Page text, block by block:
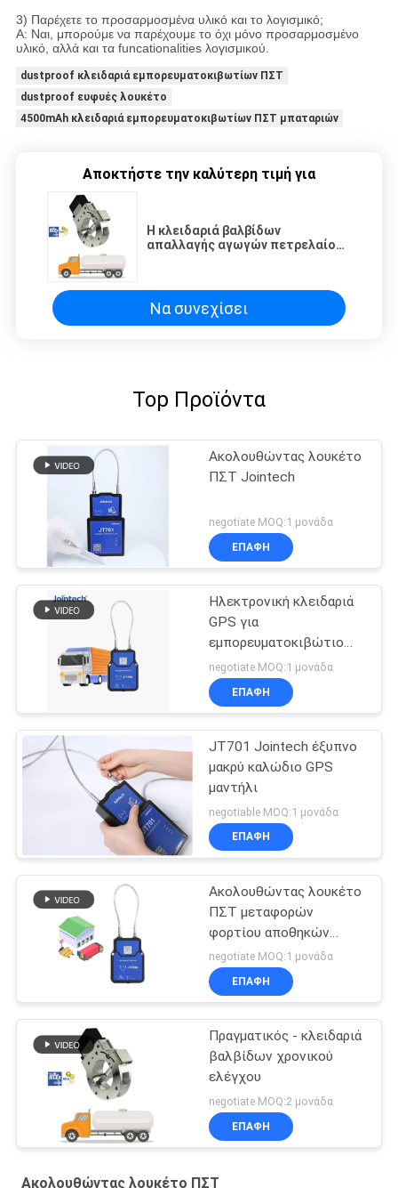
3) Παρέχετε το προσαρμοσμένα υλικό και το λογισμικό;
Α: Ναι, μπορούμε να παρέχουμε το όχι μόνο προσαρμοσμένο
υλικό, αλλά και τα funcationalities λογισμικού.
dustproof κλειδαριά εμπορευματοκιβωτίων ΠΣΤ
dustproof ευφυές λουκέτο
4500mAh κλειδαριά εμπορευματοκιβωτίων ΠΣΤ μπαταριών
Αποκτήστε την καλύτερη τιμή για
Η κλειδαριά βαλβίδων
απαλλαγής αγωγών πετρελαίου
πλαστογράφηση αποτρέπει
ATEX
Να συνεχίσει
Top Προϊόντα
Ακολουθώντας λουκέτο
ΠΣΤ Jointech
negotiate MOQ:1 μονάδα
ΕΠΑΦΉ
Ηλεκτρονική κλειδαριά
GPS για
εμπορευματοκιβώτιο
φορτηγών
negotiate MOQ:1 μονάδα
ΕΠΑΦΉ
JT701 Jointech έξυπνο
μακρύ καλώδιο GPS
μαντήλι
negotiable MOQ:1 μονάδα
ΕΠΑΦΉ
Ακολουθώντας λουκέτο
ΠΣΤ μεταφορών
φορτίου αποθηκών
εμπορευμάτων
negotiate MOQ:1 μονάδα
ΕΠΑΦΉ
Πραγματικός - κλειδαριά
βαλβίδων χρονικού
ελέγχου
negotiate MOQ:2 μονάδα
ΕΠΑΦΉ
Ακολουθώντας λουκέτο ΠΣΤ